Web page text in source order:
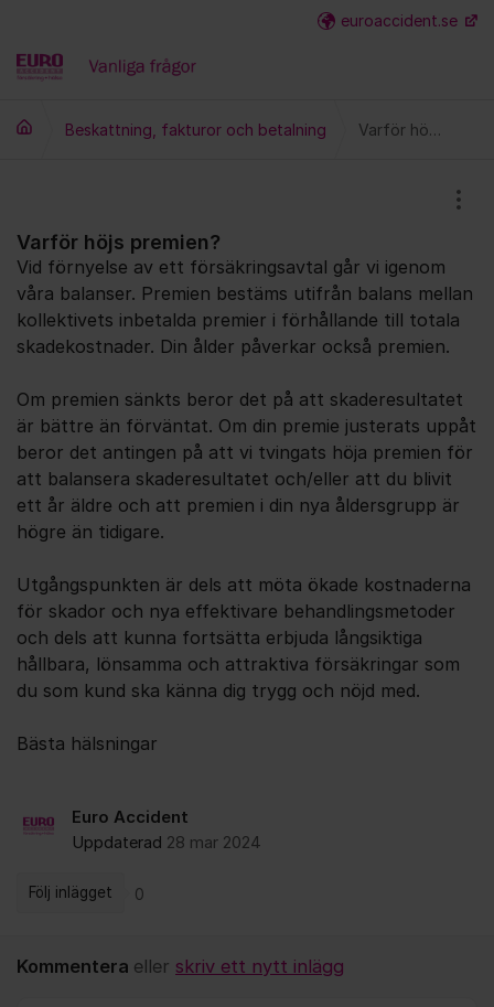
euroaccident.se
Beskattning, fakturor och betalning Varför höjs premien?
Varför höjs premien?
Vid förnyelse av ett försäkringsavtal går vi igenom
våra balanser. Premien bestäms utifrån balans mellan
kollektivets inbetalda premier i förhållande till totala
skadekostnader. Din ålder påverkar också premien.
Om premien sänkts beror det på att skaderesultatet
är bättre än förväntat. Om din premie justerats uppåt
beror det antingen på att vi tvingats höja premien för
att balansera skaderesultatet och/eller att du blivit
ett år äldre och att premien i din nya åldersgrupp är
högre än tidigare.
Utgångspunkten är dels att möta ökade kostnaderna
för skador och nya effektivare behandlingsmetoder
och dels att kunna fortsätta erbjuda långsiktiga
hållbara, lönsamma och attraktiva försäkringar som
du som kund ska känna dig trygg och nöjd med.
Bästa hälsningar
Euro Accident
Uppdaterad 28 mar 2024
Följ inlägget 0
Kommentera eller skriv ett nytt inlägg